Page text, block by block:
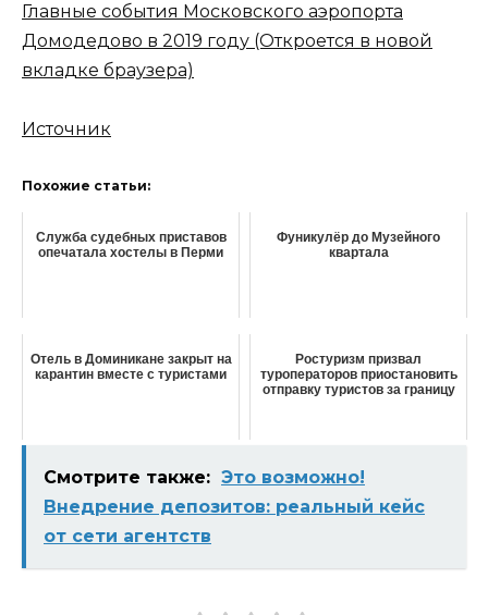
Главные события Московского аэропорта
Домодедово в 2019 году (Откроется в новой
вкладке браузера)
Источник
Похожие статьи:
Служба судебных приставов
опечатала хостелы в Перми
Фуникулёр до Музейного
квартала
Отель в Доминикане закрыт на
карантин вместе с туристами
Ростуризм призвал
туроператоров приостановить
отправку туристов за границу
Смотрите также: Это возможно!
Внедрение депозитов: реальный кейс
от сети агентств